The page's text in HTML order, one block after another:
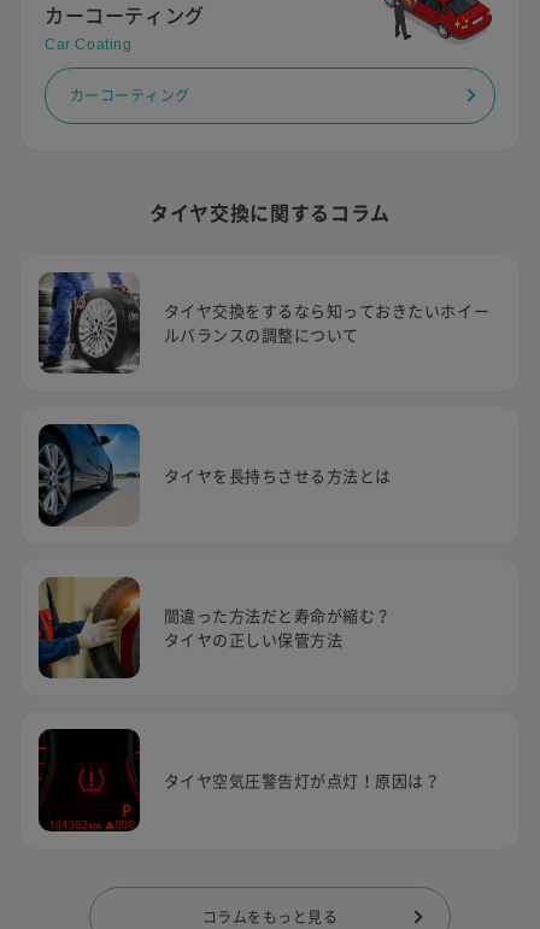
カーコーティング
Car Coating
カーコーティング
タイヤ交換に関するコラム
タイヤ交換をするなら知っておきたいホイー
ルバランスの調整について
タイヤを長持ちさせる方法とは
間違った方法だと寿命が縮む？
タイヤの正しい保管方法
タイヤ空気圧警告灯が点灯！原因は？
コラムをもっと見る